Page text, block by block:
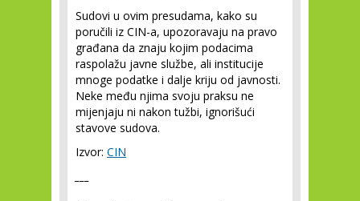
Sudovi u ovim presudama, kako su
poručili iz CIN-a, upozoravaju na pravo
građana da znaju kojim podacima
raspolažu javne službe, ali institucije
mnoge podatke i dalje kriju od javnosti.
Neke među njima svoju praksu ne
mijenjaju ni nakon tužbi, ignorišući
stavove sudova.
Izvor: CIN